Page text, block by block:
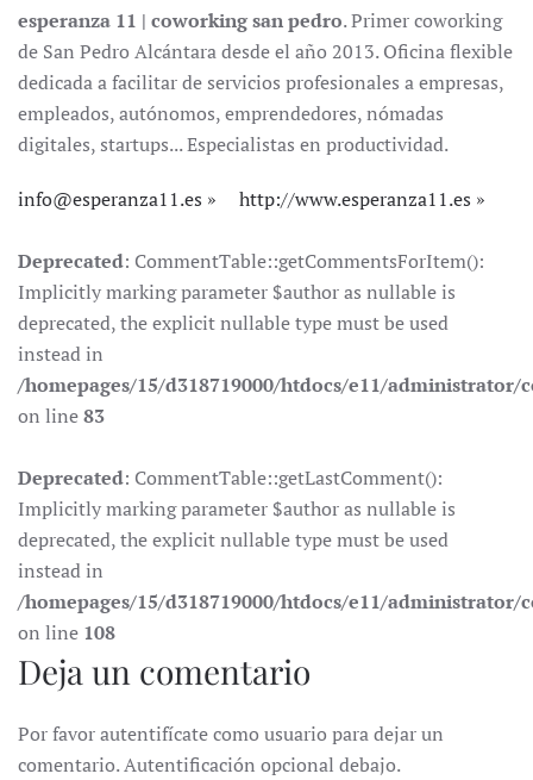
esperanza 11 | coworking san pedro. Primer coworking
de San Pedro Alcántara desde el año 2013. Oficina flexible
dedicada a facilitar de servicios profesionales a empresas,
empleados, autónomos, emprendedores, nómadas
digitales, startups... Especialistas en productividad.
info@esperanza11.es http://www.esperanza11.es
Deprecated: CommentTable::getCommentsForItem():
Implicitly marking parameter $author as nullable is
deprecated, the explicit nullable type must be used
instead in
/homepages/15/d318719000/htdocs/e11/
on line83
Deprecated: CommentTable::getLastComment():
Implicitly marking parameter $author as nullable is
deprecated, the explicit nullable type must be used
instead in
/homepages/15/d318719000/htdocs/e11/
on line 108
Deja un comentario
Por favor autentifícate como usuario para dejar un
comentario. Autentificación opcional debajo.